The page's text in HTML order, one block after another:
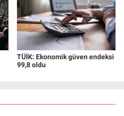
TÜİK: Ekonomik güven endeksi
99,8 oldu